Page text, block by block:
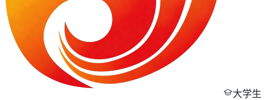
大学生